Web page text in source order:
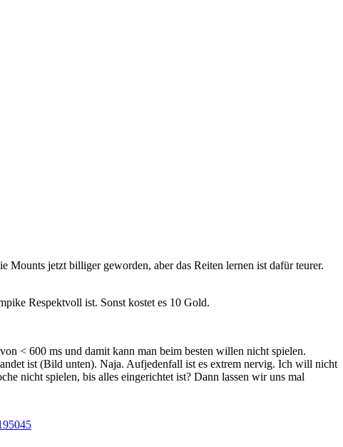
Mounts jetzt billiger geworden, aber das Reiten lernen ist dafür teurer.
Respektvoll ist. Sonst kostet es 10 Gold.
< 600 ms und damit kann man beim besten willen nicht spielen.
ist (Bild unten). Naja. Aufjedenfall ist es extrem nervig. Ich will nicht
nicht spielen, bis alles eingerichtet ist? Dann lassen wir uns mal